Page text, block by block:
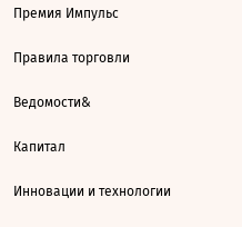
Премия Импульс
Правила торговли
Ведомости&
Капитал
Инновации и технологии